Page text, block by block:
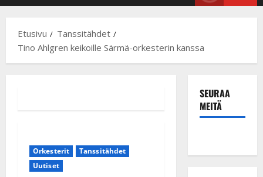
Etusivu
Tanssitähdet
Tino Ahlgren keikoille Särmä-orkesterin kanssa
Orkesterit
Tanssitähdet
Uutiset
SEURAA
MEITÄ